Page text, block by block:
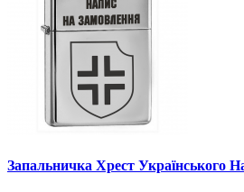
Запальничка Хрест Українського